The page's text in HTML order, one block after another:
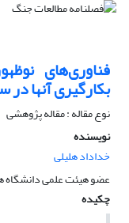
فناوری‌های
بکارگیری آنها
نوع مقاله : مقاله پژوهشی
نویسنده
خداداد هلیلی
عضو هیئت علمی دانشگاه
چکیده